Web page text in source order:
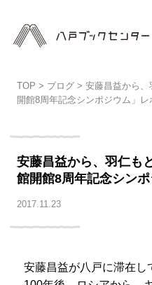
TOP > ブログ> 安藤昌益から
開館8周年記念シンポジウム」レ
安藤昌益から、羽仁も
館開館8周年記念シン
2017.11.23
安藤昌益が八戸に滞在し